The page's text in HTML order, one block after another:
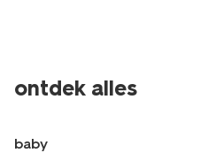
ontdek alles
baby